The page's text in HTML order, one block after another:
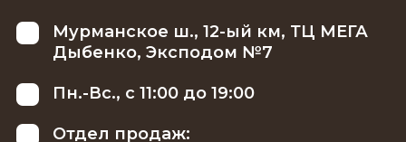
Мурманское ш., 12-ый км, ТЦ МЕГА
Дыбенко, Эксподом №7
Пн.-Вс., с 11:00 до 19:00
Отдел продаж: